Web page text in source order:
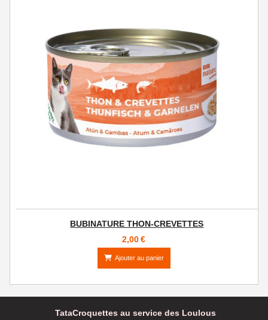
BUBINATURE THON-CREVETTES
2,00€
Ajouter au panier
TataCroquettes au service des Loulous